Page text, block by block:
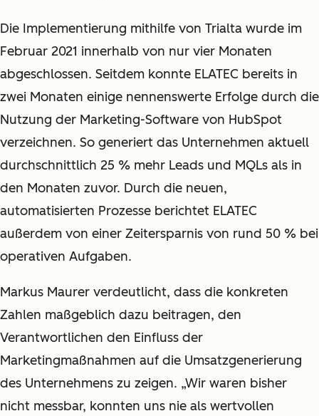
Die Implementierung mithilfe von Trialta wurde im
Februar 2021 innerhalb von nur vier Monaten
abgeschlossen. Seitdem konnte ELATEC bereits in
zwei Monaten einige nennenswerte Erfolge durch die
Nutzung der Marketing-Software von HubSpot
verzeichnen. So generiert das Unternehmen aktuell
durchschnittlich 25 % mehr Leads und MQLs als in
den Monaten zuvor. Durch die neuen,
automatisierten Prozesse berichtet ELATEC
außerdem von einer Zeitersparnis von rund 50 % bei
operativen Aufgaben.
Markus Maurer verdeutlicht, dass die konkreten
Zahlen maßgeblich dazu beitragen, den
Verantwortlichen den Einfluss der
Marketingmaßnahmen auf die Umsatzgenerierung
des Unternehmens zu zeigen. „Wir waren bisher
nicht messbar, konnten uns nie als wertvollen